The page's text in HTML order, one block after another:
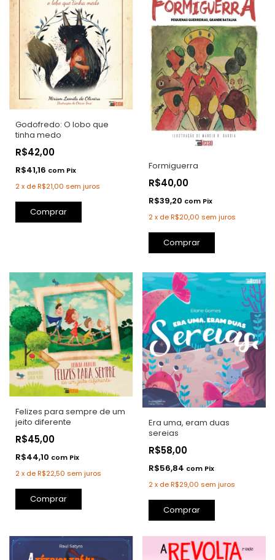
Godofredo: O lobo que
tinha medo
R$42,00
R$41,16 com Pix
2x deR$21,00 sem juros
Formiguerra
R$40,00
R$39,20 com Pix
2 x deR$20,00 sem juros
Felizes para sempre de um
jeito diferente
R$45,00
R$44,10 com Pix
2x deR$22,50 sem juros
Era uma, eram duas
sereias
R$58,00
R$56,84 com Pix
2 x deR$29,00 sem juros
Comprar